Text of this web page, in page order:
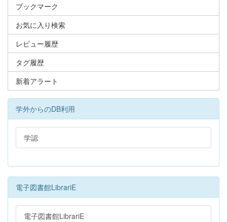
ブックマーク
お気に入り検索
レビュー履歴
タグ履歴
新着アラート
学外からのDB利用
学認
電子図書館LibrariE
電子図書館LibrariE